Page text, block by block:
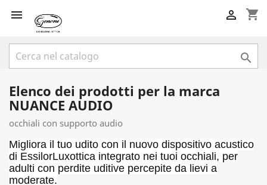
 shopping_cart


Elenco dei prodotti per la marca
NUANCE AUDIO
occhiali con supporto audio
Migliora il tuo udito con il nuovo dispositivo acustico
di EssilorLuxottica integrato nei tuoi occhiali, per
adulti con perdite uditive percepite da lievi a
moderate.